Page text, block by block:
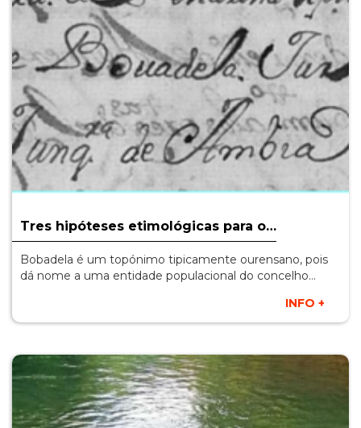
Tres hipóteses etimológicas para o…
Bobadela é um topónimo tipicamente ourensano, pois
dá nome a uma entidade populacional do concelho…
INFO +